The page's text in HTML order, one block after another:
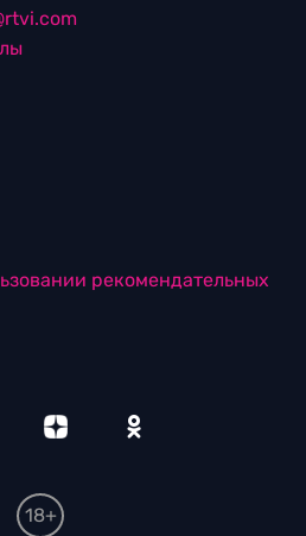
рекомендательных
18+